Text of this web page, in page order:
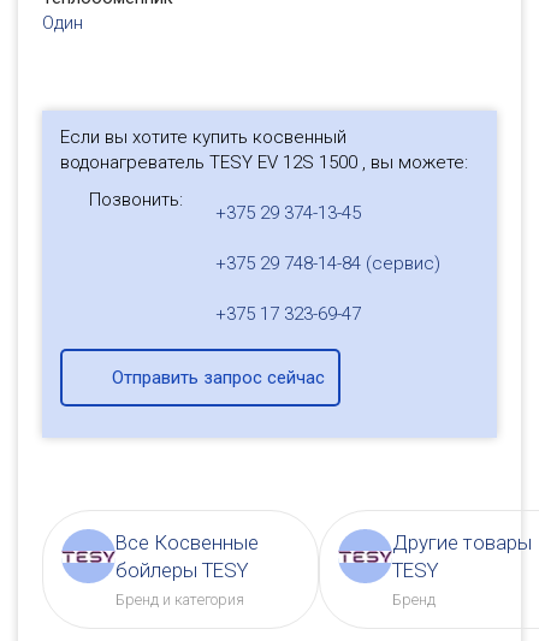
Один
Если вы хотите купить косвенный
водонагреватель TESY EV 12S 1500 , вы можете:
Позвонить:
+375 29 374-13-45
+375 29 748-14-84 (сервис)
+375 17 323-69-47
Отправить запрос сейчас
Все Косвенные
бойлеры TESY
Бренд и категория
Другие товары
TESY
Бренд